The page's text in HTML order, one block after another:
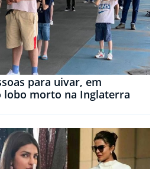
para uivar, em
morto na Inglaterra